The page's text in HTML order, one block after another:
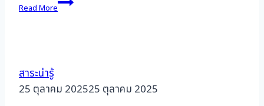
Read Morecourse
สาระน่ารู้
25 ตุลาคม 202525 ตุลาคม 2025